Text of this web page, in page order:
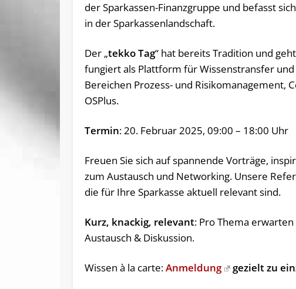
der Sparkassen-Finanzgruppe und befasst
in der Sparkassenlandschaft.
Der „tekko Tag“ hat bereits Tradition und
fungiert als Plattform für Wissenstransfer
Bereichen Prozess- und Risikomanagement,
OSPlus.
Termin: 20. Februar 2025, 09:00 – 18:00 Uhr
Freuen Sie sich auf spannende Vorträge,
zum Austausch und Networking. Unsere
die für Ihre Sparkasse aktuell relevant sind.
Kurz, knackig, relevant: Pro Thema
Austausch & Diskussion.
Wissen à la carte:Anmeldung gezielt zu